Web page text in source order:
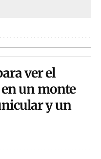
ver el
un monte
y un